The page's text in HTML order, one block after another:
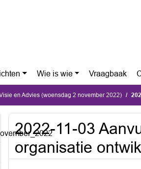
Wie is wie Vraagbaak
en Advies (woensdag 2 november 2022)
2022-11-03
organisatie